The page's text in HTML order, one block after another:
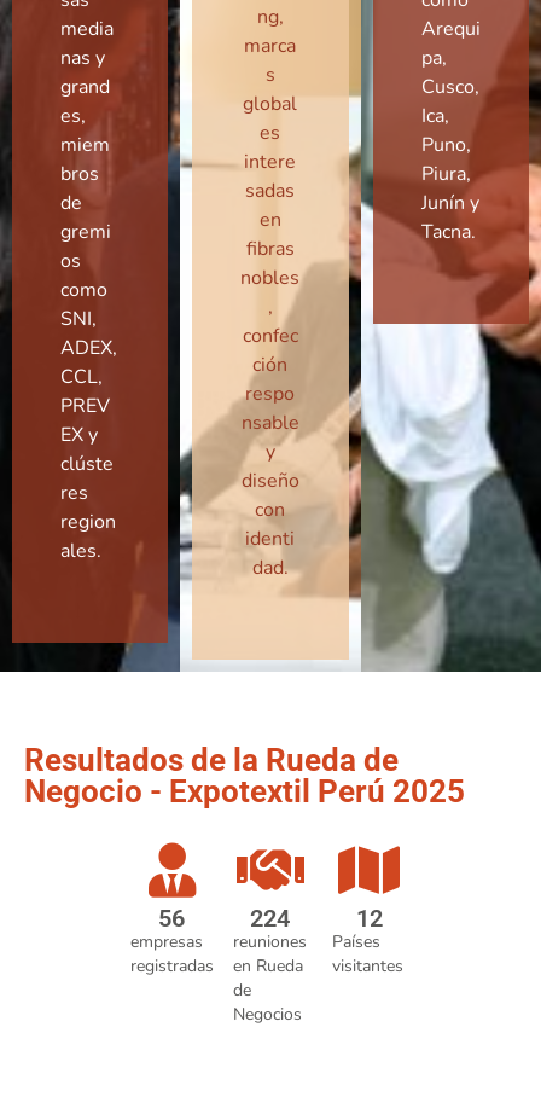
media
nas y
grand
es,
miem
bros
de
gremi
os
como
SNI,
ADEX,
CCL,
PREV
EX y
clúste
res
region
ales.
ng,
marca
s
global
es
intere
sadas
en
fibras
nobles
,
confec
ción
respo
nsable
y
diseño
con
identi
dad.
Arequi
pa,
Cusco,
Ica,
Puno,
Piura,
Junín y
Tacna.
Resultados de la Rueda de
Negocio - Expotextil Perú 2025
empresas
registradas
56
reuniones
en Rueda
de
Negocios
224
Países
visitantes
12